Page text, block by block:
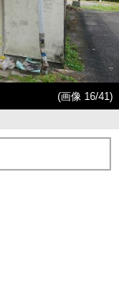
(画像 16/41)